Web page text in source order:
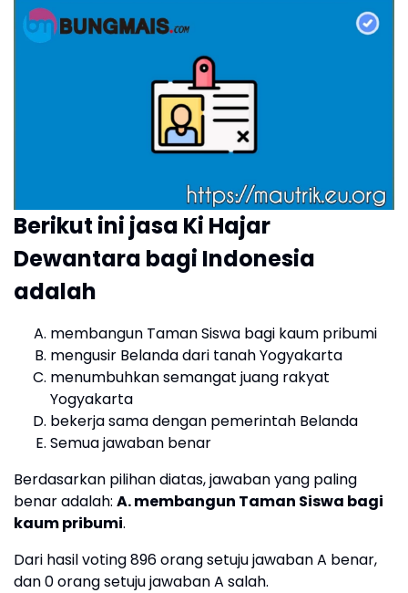
Berikut ini jasa Ki Hajar
Dewantara bagi Indonesia
adalah
membangun Taman Siswa bagi kaum pribumi
mengusir Belanda dari tanah Yogyakarta
menumbuhkan semangat juang rakyat
Yogyakarta
bekerja sama dengan pemerintah Belanda
Semua jawaban benar
Berdasarkan pilihan diatas, jawaban yang paling
benar adalah: A. membangun Taman Siswa bagi
kaum pribumi.
Dari hasil voting 896 orang setuju jawaban A benar,
dan 0 orang setuju jawaban A salah.